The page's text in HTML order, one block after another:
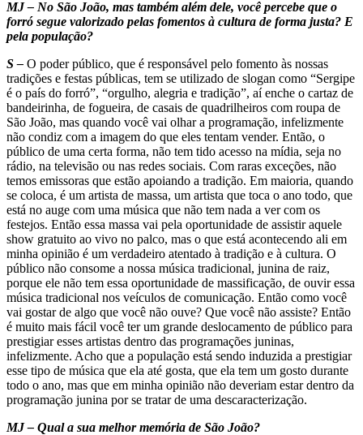
MJ – No São João, mas também além dele, você percebe que o
forró segue valorizado pelas fomentos à cultura de forma justa? E
pela população?
S – O poder público, que é responsável pelo fomento às nossas
tradições e festas públicas, tem se utilizado de slogan como “Sergipe
é o país do forró”, “orgulho, alegria e tradição”, aí enche o cartaz de
bandeirinha, de fogueira, de casais de quadrilheiros com roupa de
São João, mas quando você vai olhar a programação, infelizmente
não condiz com a imagem do que eles tentam vender. Então, o
público de uma certa forma, não tem tido acesso na mídia, seja no
rádio, na televisão ou nas redes sociais. Com raras exceções, não
temos emissoras que estão apoiando a tradição. Em maioria, quando
se coloca, é um artista de massa, um artista que toca o ano todo, que
está no auge com uma música que não tem nada a ver com os
festejos. Então essa massa vai pela oportunidade de assistir aquele
show gratuito ao vivo no palco, mas o que está acontecendo ali em
minha opinião é um verdadeiro atentado à tradição e à cultura. O
público não consome a nossa música tradicional, junina de raiz,
porque ele não tem essa oportunidade de massificação, de ouvir essa
música tradicional nos veículos de comunicação. Então como você
vai gostar de algo que você não ouve? Que você não assiste? Então
é muito mais fácil você ter um grande deslocamento de público para
prestigiar esses artistas dentro das programações juninas,
infelizmente. Acho que a população está sendo induzida a prestigiar
esse tipo de música que ela até gosta, que ela tem um gosto durante
todo o ano, mas que em minha opinião não deveriam estar dentro da
programação junina por se tratar de uma descaracterização.
MJ – Qual a sua melhor memória de São João?